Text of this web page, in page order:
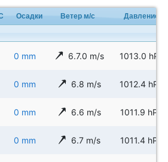
Осадки Ветер м/с Давление
0 mm 6.7.0 m/s 1013.0 hPa
0 mm 6.8 m/s 1012.4 hPa
0 mm 6.6 m/s 1011.9 hPa
0 mm 6.7 m/s 1011.4 hPa